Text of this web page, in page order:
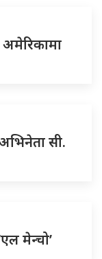
अमेरिकामा
सी.
मेन्चो’